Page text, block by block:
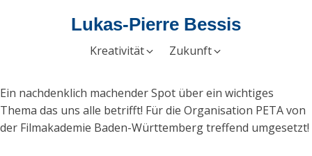
Lukas-Pierre Bessis
Kreativität Zukunft
Ein nachdenklich machender Spot über ein wichtiges
Thema das uns alle betrifft! Für die Organisation PETA von
der Filmakademie Baden-Württemberg treffend umgesetzt!